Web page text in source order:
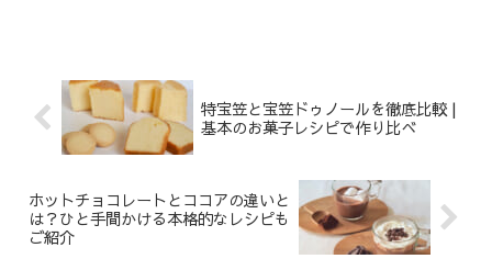
特宝笠と宝笠ドゥノールを徹底比較 |
基本のお菓子レシピで作り比べ
ホットチョコレートとココアの違いと
は？ひと手間かける本格的なレシピも
ご紹介